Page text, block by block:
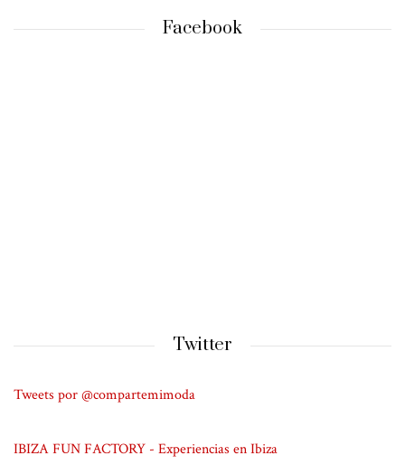
Facebook
Twitter
Tweets por @compartemimoda
IBIZA FUN FACTORY - Experiencias en Ibiza